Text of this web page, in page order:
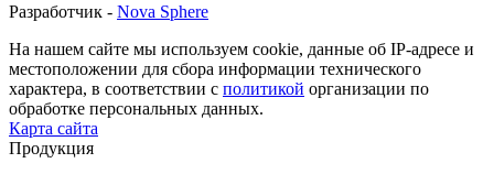
Разработчик - Nova Sphere
На нашем сайте мы используем cookie, данные об IP-адресе и
местоположении для сбора информации технического
характера, в соответствии с политикой организации по
обработке персональных данных.
Карта сайта
Продукция